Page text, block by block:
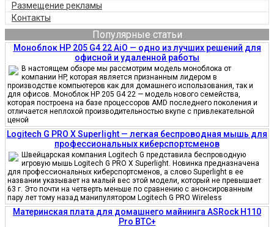
Размещение рекламы
Контакты
Популярные статьи
Моноблок HP 205 G4 22 AiO — одно из лучших решений для
офисной и удаленной работы
В настоящем обзоре мы рассмотрим модель моноблока от
компании HP, которая является признанным лидером в
производстве компьютеров как для домашнего использования, так и
для офисов. Моноблок HP 205 G4 22 — модель нового семейства,
которая построена на базе процессоров AMD последнего поколения и
отличается неплохой производительностью вкупе с привлекательной
ценой
Logitech G PRO X Superlight — легкая беспроводная мышь для
профессиональных киберспортсменов
Швейцарская компания Logitech G представила беспроводную
игровую мышь Logitech G PRO X Superlight. Новинка предназначена
для профессиональных киберспортсменов, а слово Superlight в ее
названии указывает на малый вес этой модели, который не превышает
63 г. Это почти на четверть меньше по сравнению с анонсированным
пару лет тому назад манипулятором Logitech G PRO Wireless
Материнская плата для домашнего майнинга ASRock H110
Pro BTC+